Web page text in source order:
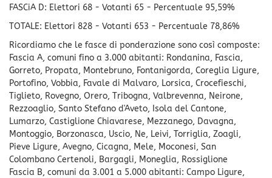
FASCiA D: Elettori 68 - Votanti 65 - Percentuale 95,59%
TOTALE: Elettori 828 - Votanti 653 - Percentuale 78,86%
Ricordiamo che le fasce di ponderazione sono così composte:
Fascia A, comuni fino a 3.000 abitanti: Rondanina, Fascia,
Gorreto, Propata, Montebruno, Fontanigorda, Coreglia Ligure,
Portofino, Vobbia, Favale di Malvaro, Lorsica, Crocefieschi,
Tiglieto, Rovegno, Orero, Tribogna, Valbrevenna, Neirone,
Rezzoaglio, Santo Stefano d'Aveto, Isola del Cantone,
Lumarzo, Castiglione Chiavarese, Mezzanego, Davagna,
Montoggio, Borzonasca, Uscio, Ne, Leivi, Torriglia, Zoagli,
Pieve Ligure, Avegno, Cicagna, Mele, Moconesi, San
Colombano Certenoli, Bargagli, Moneglia, Rossiglione
Fascia B, comuni da 3.001 a 5.000 abitanti: Campo Ligure,